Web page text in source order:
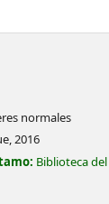
normales
2016
Biblioteca